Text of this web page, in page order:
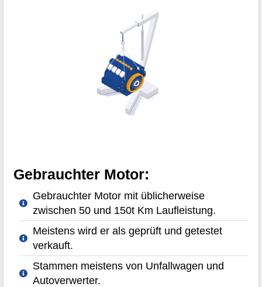
Gebrauchter Motor:
Gebrauchter Motor mit üblicherweise
zwischen 50 und 150t Km Laufleistung.
Meistens wird er als geprüft und getestet
verkauft.
Stammen meistens von Unfallwagen und
Autoverwerter.